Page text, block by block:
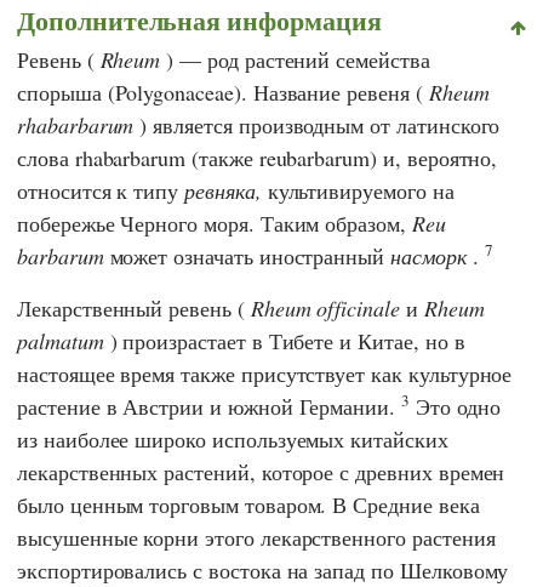
Дополнительная информация
Ревень ( Rheum ) — род растений семейства
спорыша (Polygonaceae). Название ревеня ( Rheum
rhabarbarum ) является производным от латинского
слова rhabarbarum (также reubarbarum) и, вероятно,
относится к типу ревняка, культивируемого на
побережье Черного моря. Таким образом, Reu
barbarumможет означать иностранныйнасморк. 7
Лекарственный ревень ( Rheum officinaleи Rheum
palmatum) произрастает в Тибете и Китае, но в
настоящее время также присутствует как культурное
растение в Австрии и южной Германии.3 Это одно
из наиболее широко используемых китайских
лекарственных растений, которое с древних времен
было ценным торговым товаром. В Средние века
высушенные корни этого лекарственного растения
экспортировались с востока на запад по Шелковому